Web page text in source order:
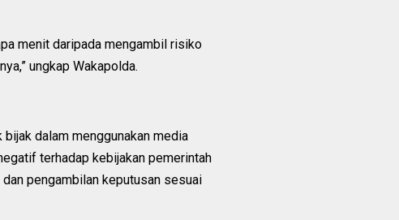
menit daripada mengambil risiko
ungkap Wakapolda.
dalam menggunakan media
terhadap kebijakan pemerintah
pengambilan keputusan sesuai